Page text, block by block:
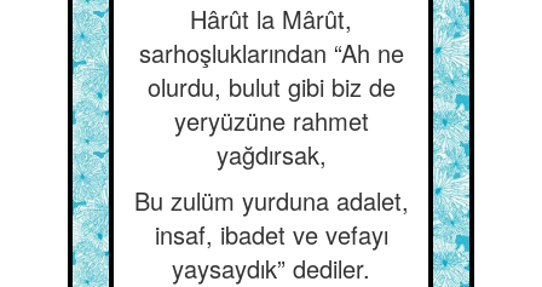
Hârût la Mârût,
sarhoşluklarından “Ah ne
olurdu, bulut gibi biz de
yeryüzüne rahmet
yağdırsak,
Bu zulüm yurduna adalet,
insaf, ibadet ve vefayı
yaysaydık” dediler.